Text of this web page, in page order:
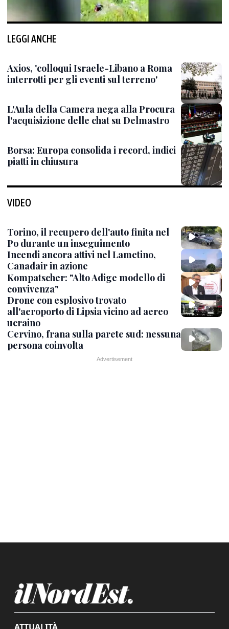
LEGGI ANCHE
Axios, 'colloqui Israele-Libano a Roma
interrotti per gli eventi sul terreno'
L'Aula della Camera nega alla Procura
l'acquisizione delle chat su Delmastro
Borsa: Europa consolida i record, indici
piatti in chiusura
VIDEO
Torino, il recupero dell'auto finita nel
Po durante un inseguimento
Incendi ancora attivi nel Lametino,
Canadair in azione
Kompatscher: "Alto Adige modello di
convivenza"
Drone con esplosivo trovato
all'aeroporto di Lipsia vicino ad aereo
ucraino
Cervino, frana sulla parete sud: nessuna
persona coinvolta